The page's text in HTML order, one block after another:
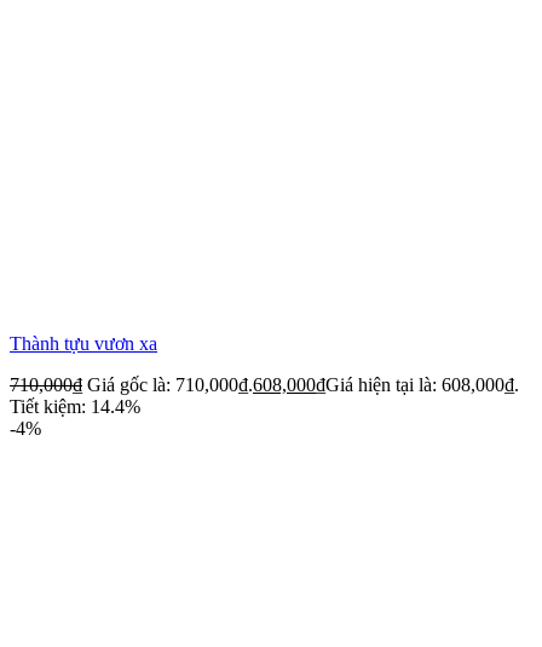
Thành tựu vươn xa
710,000₫ Giá gốc là: 710,000₫.608,000₫Giá hiện tại là: 608,000₫.
Tiết kiệm: 14.4%
-4%